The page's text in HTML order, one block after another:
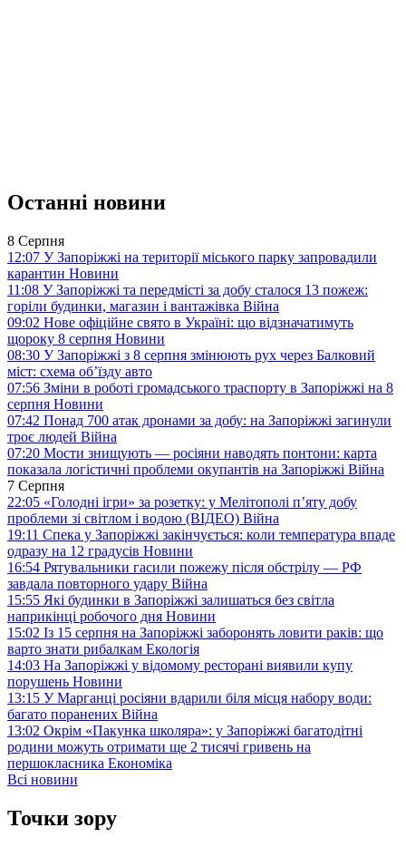
Останні новини
8 Серпня
12:07 У Запоріжжі на території міського парку запровадили
карантин Новини
11:08 У Запоріжжі та передмісті за добу сталося 13 пожеж:
горіли будинки, магазин і вантажівка Війна
09:02 Нове офіційне свято в Україні: що відзначатимуть
щороку 8 серпня Новини
08:30 У Запоріжжі з 8 серпня змінюють рух через Балковий
міст: схема об’їзду авто
07:56 Зміни в роботі громадського траспорту в Запоріжжі на 8
серпня Новини
07:42 Понад 700 атак дронами за добу: на Запоріжжі загинули
троє людей Війна
07:20 Мости знищують — росіяни наводять понтони: карта
показала логістичні проблеми окупантів на Запоріжжі Війна
7 Серпня
22:05 «Голодні ігри» за розетку: у Мелітополі п’яту добу
проблеми зі світлом і водою (ВІДЕО) Війна
19:11 Спека у Запоріжжі закінчується: коли температура впаде
одразу на 12 градусів Новини
16:54 Рятувальники гасили пожежу після обстрілу — РФ
завдала повторного удару Війна
15:55 Які будинки в Запоріжжі залишаться без світла
наприкінці робочого дня Новини
15:02 Із 15 серпня на Запоріжжі заборонять ловити раків: що
варто знати рибалкам Екологія
14:03 На Запоріжжі у відомому ресторані виявили купу
порушень Новини
13:15 У Марганці росіяни вдарили біля місця набору води:
багато поранених Війна
13:02 Окрім «Пакунка школяра»: у Запоріжжі багатодітні
родини можуть отримати ще 2 тисячі гривень на
першокласника Економіка
Всі новини
Точки зору